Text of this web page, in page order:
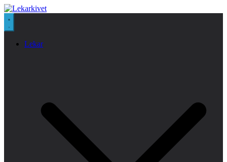
Lekar